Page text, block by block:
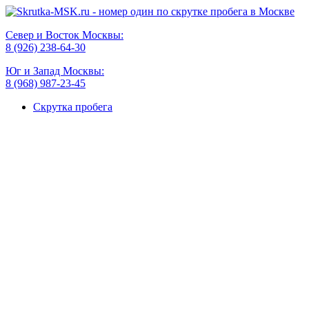
Север и Восток Москвы:
8 (926) 238-64-30
Юг и Запад Москвы:
8 (968) 987-23-45
Скрутка пробега